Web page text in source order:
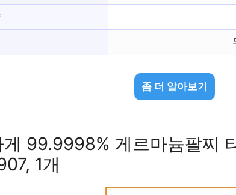
좀 더 알아보기
게 99.9998% 게르마늄팔찌
1개